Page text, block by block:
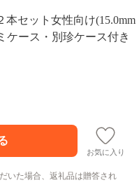
セット女性向け(15.0mm
ケース・別珍ケース付き
お気に入り
いた場合、返礼品は贈答され